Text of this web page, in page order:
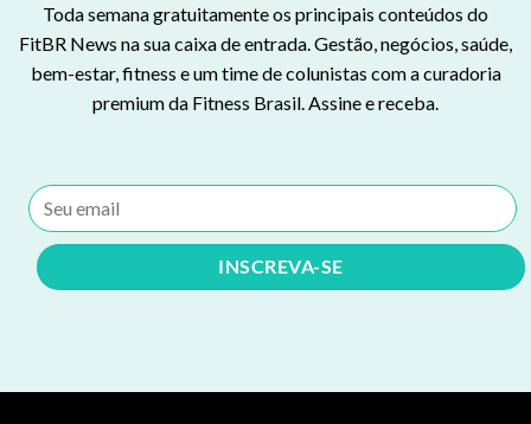
Toda semana gratuitamente os principais conteúdos do
FitBR News na sua caixa de entrada. Gestão, negócios, saúde,
bem-estar, fitness e um time de colunistas com a curadoria
premium da Fitness Brasil. Assine e receba.